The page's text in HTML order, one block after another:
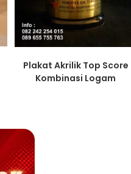
Plakat Akrilik Top Score
Kombinasi Logam